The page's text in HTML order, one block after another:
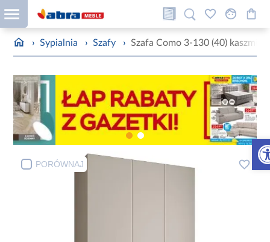
› Sypialnia › Szafy › Szafa Como 3-130 (40) kaszmir/
PORÓWNAJ